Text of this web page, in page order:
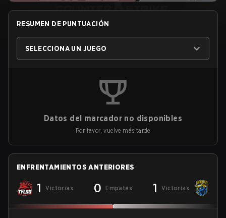
RESUMEN DE PUNTUACIÓN
SELECCIONA UN JUEGO
Datos del marcador no disponibles
Por favor, vuelve más tarde
ENFRENTAMIENTOS ANTERIORES
1 Victorias 0 Empates 1 Victorias